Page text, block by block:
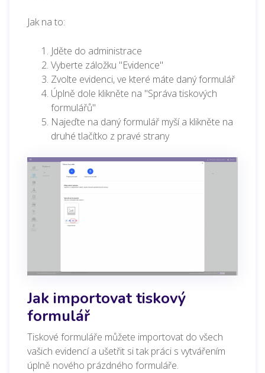
Jak na to:
Jděte do administrace
Vyberte záložku "Evidence"
Zvolte evidenci, ve které máte daný formulář
Úplně dole klikněte na "Správa tiskových
formulářů"
Najeďte na daný formulář myší a klikněte na
druhé tlačítko z pravé strany
Jak importovat tiskový
formulář
Tiskové formuláře můžete importovat do všech
vašich evidencí a ušetřit si tak práci s vytvářením
úplně nového prázdného formuláře.